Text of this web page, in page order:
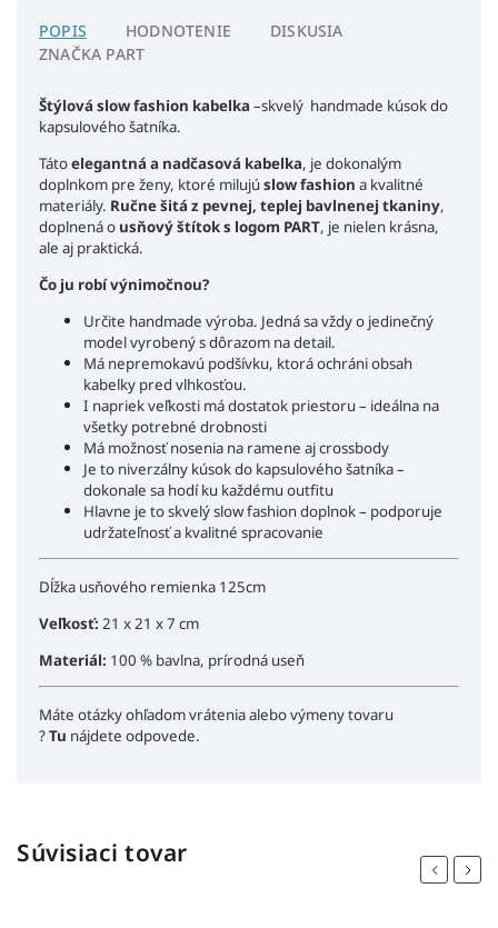
POPIS HODNOTENIE
DISKUSIA
ZNAČKA PART
Štýlová slow fashion kabelka –skvelý handmade kúsok do
kapsulového šatníka.
Tátoelegantná a nadčasová kabelka, je dokonalým
doplnkom pre ženy, ktoré milujú slow fashion a kvalitné
materiály. Ručne šitá z pevnej, teplej bavlnenej tkaniny,
doplnená o usňový štítok s logom PART, je nielen krásna,
ale aj praktická.
Čo ju robí výnimočnou?
Určite handmade výroba. Jedná sa vždy o jedinečný
model vyrobený s dôrazom na detail.
Má nepremokavú podšívku, ktorá ochráni obsah
kabelky pred vlhkosťou.
I napriek veľkosti má dostatok priestoru – ideálna na
všetky potrebné drobnosti
Má možnosť nosenia na ramene aj crossbody
Je to niverzálny kúsok do kapsulového šatníka –
dokonale sa hodí ku každému outfitu
Hlavne je to skvelý slow fashion doplnok – podporuje
udržateľnosť a kvalitné spracovanie
Dĺžka usňového remienka 125cm
Veľkosť: 21 x 21 x 7 cm
Materiál: 100 % bavlna, prírodná useň
Máte otázky ohľadom vrátenia alebo výmeny tovaru
?Tu nájdete odpovede.
Súvisiaci tovar
Previous
Next